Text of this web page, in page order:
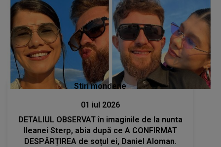
Stiri mondene
01 iul 2026
DETALIUL OBSERVAT în imaginile de la nunta
Ileanei Sterp, abia după ce A CONFIRMAT
DESPĂRȚIREA de soțul ei, Daniel Aloman.